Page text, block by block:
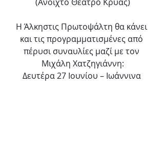
Η Άλκηστις Πρωτοψάλτη θα κάνει
και τις προγραμματισμένες από
πέρυσι συναυλίες μαζί με τον
Μιχάλη Χατζηγιάννη:
Δευτέρα 27 Ιουνίου – Ιωάννινα